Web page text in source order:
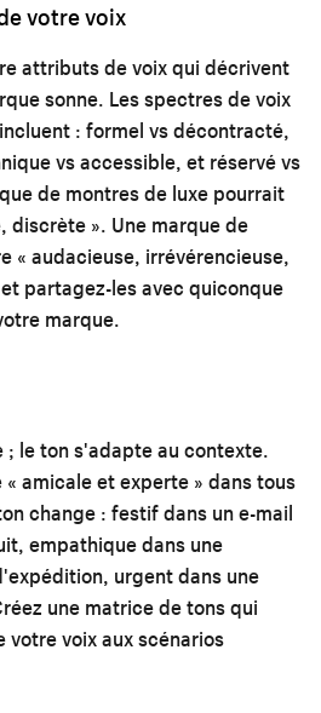
votre voix
attributs de voix qui décrivent
sonne. Les spectres de voix
: formel vs décontracté,
vs accessible, et réservé vs
de montres de luxe pourrait
discrète ». Une marque de
« audacieuse, irrévérencieuse,
partagez-les avec quiconque
marque.
; le ton s'adapte au contexte.
amicale et experte » dans tous
change : festif dans un e-mail
empathique dans une
urgent dans une
une matrice de tons qui
voix aux scénarios